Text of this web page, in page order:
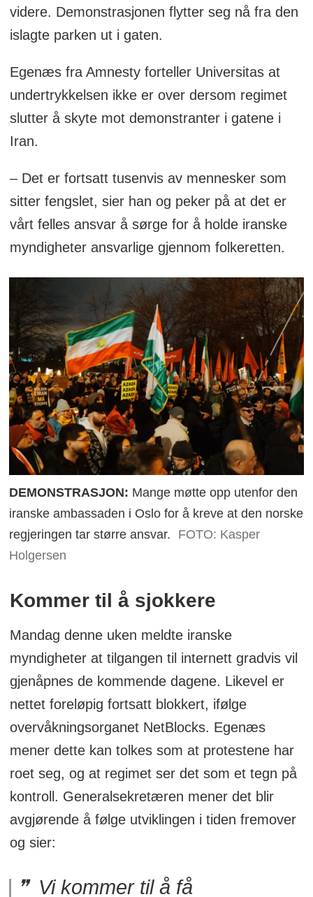
videre. Demonstrasjonen flytter seg nå fra den
islagte parken ut i gaten.
Egenæs fra Amnesty forteller Universitas at
undertrykkelsen ikke er over dersom regimet
slutter å skyte mot demonstranter i gatene i
Iran.
– Det er fortsatt tusenvis av mennesker som
sitter fengslet, sier han og peker på at det er
vårt felles ansvar å sørge for å holde iranske
myndigheter ansvarlige gjennom folkeretten.
DEMONSTRASJON: Mange møtte opp utenfor den
iranske ambassaden i Oslo for å kreve at den norske
regjeringen tar større ansvar.
FOTO: Kasper
Holgersen
Kommer til å sjokkere
Mandag denne uken meldte iranske
myndigheter at tilgangen til internett gradvis vil
gjenåpnes de kommende dagene. Likevel er
nettet foreløpig fortsatt blokkert, ifølge
overvåkningsorganet NetBlocks. Egenæs
mener dette kan tolkes som at protestene har
roet seg, og at regimet ser det som et tegn på
kontroll. Generalsekretæren mener det blir
avgjørende å følge utviklingen i tiden fremover
og sier:
Vi kommer til å få